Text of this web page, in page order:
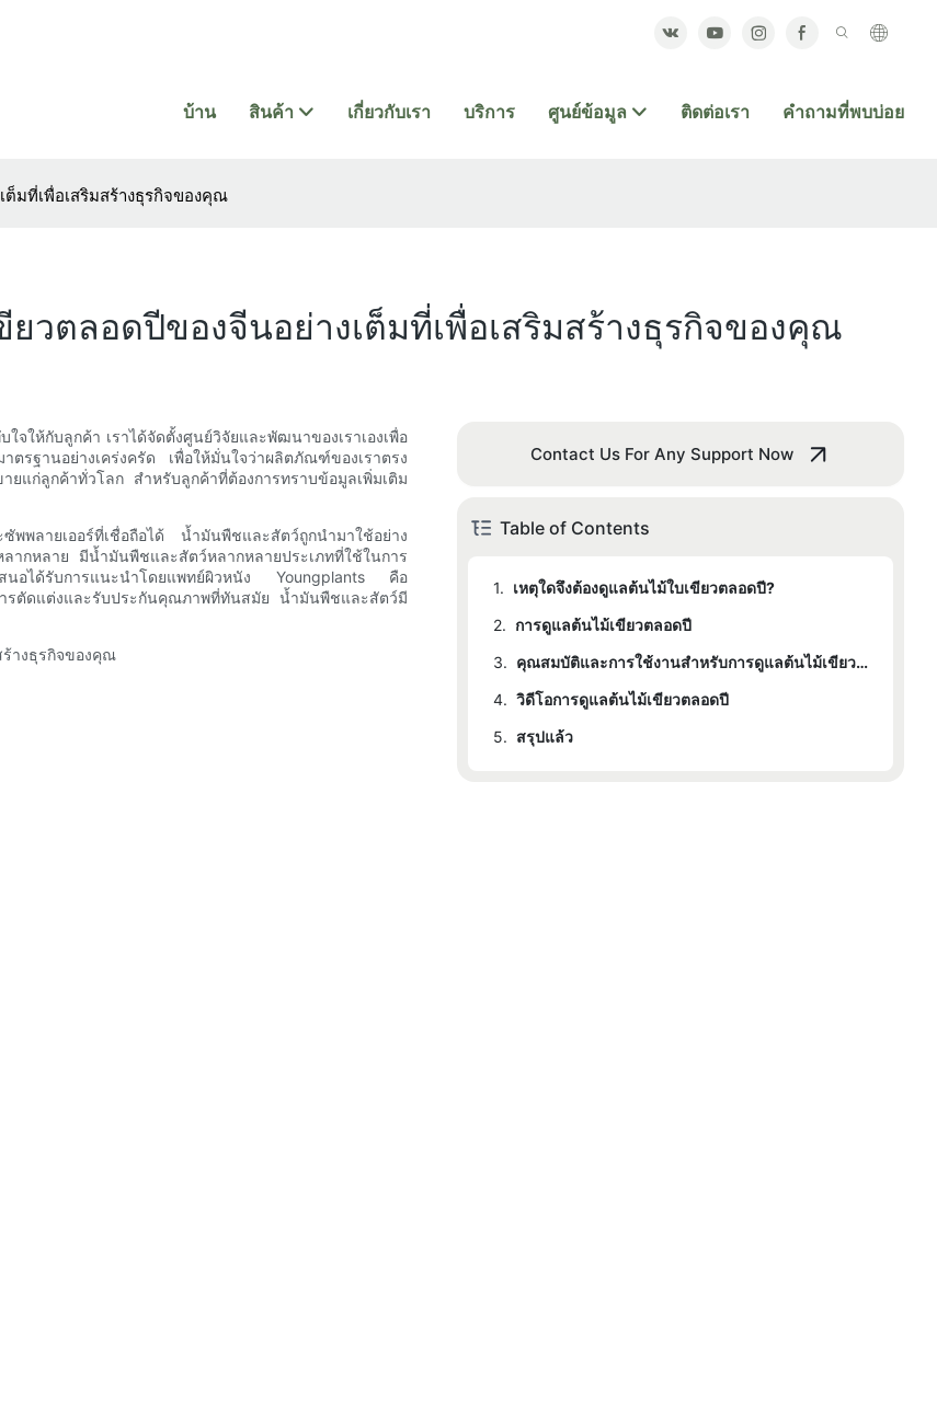
บ้าน สินค้า เกี่ยวกับเรา บริการ ศูนย์ข้อมูล ติดต่อเรา คำถามที่พบบ่อย
มที่เพื่อเสริมสร้างธุรกิจของคุณ
วตลอดปีของจีนอย่างเต็มที่เพื่อเสริมสร้างธุรกิจของคุณ
ให้กับลูกค้า เราได้จัดตั้งศูนย์วิจัยและพัฒนาของเราเองเพื่อ
ฐานอย่างเคร่งครัด เพื่อให้มั่นใจว่าผลิตภัณฑ์ของเราตรง
ยแก่ลูกค้าทั่วโลก สำหรับลูกค้าที่ต้องการทราบข้อมูลเพิ่มเติม
พลายเออร์ที่เชื่อถือได้ น้ำมันพืชและสัตว์ถูกนำมาใช้อย่าง
ากหลาย มีน้ำมันพืชและสัตว์หลากหลายประเภทที่ใช้ในการ
สนอได้รับการแนะนำโดยแพทย์ผิวหนัง Youngplants คือ
รตัดแต่งและรับประกันคุณภาพที่ทันสมัย ​​น้ำมันพืชและสัตว์มี
Contact Us For Any Support Now
Table of Contents
1. เหตุใดจึงต้องดูแลต้นไม้ใบเขียวตลอดปี?
2. การดูแลต้นไม้เขียวตลอดปี
3.
คุณสมบัติและการใช้งานสำหรับการดูแลต้นไม้เขียวตลอดปี
4. วิดีโอการดูแลต้นไม้เขียวตลอดปี
5. สรุปแล้ว